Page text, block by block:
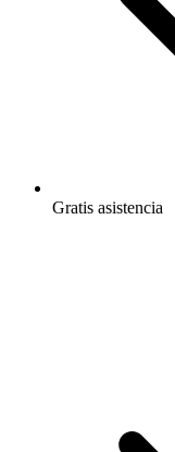
Gratis asistencia